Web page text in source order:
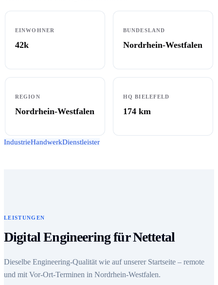
EINWOHNER
42k
BUNDESLAND
Nordrhein-Westfalen
REGION
Nordrhein-Westfalen
HQ BIELEFELD
174 km
IndustrieHandwerkDienstleister
LEISTUNGEN
Digital Engineering für Nettetal
Dieselbe Engineering-Qualität wie auf unserer Startseite – remote
und mit Vor-Ort-Terminen in Nordrhein-Westfalen.